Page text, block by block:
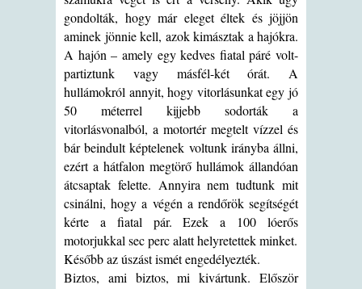
gondolták, hogy már eleget éltek és jöjjön
aminek jönnie kell, azok kimásztak a hajókra.
A hajón – amely egy kedves fiatal páré volt-
partiztunk vagy másfél-két órát. A
hullámokról annyit, hogy vitorlásunkat egy jó
50 méterrel kijjebb sodorták a
vitorlásvonalból, a motortér megtelt vízzel és
bár beindult képtelenek voltunk irányba állni,
ezért a hátfalon megtörő hullámok állandóan
átcsaptak felette. Annyira nem tudtunk mit
csinálni, hogy a végén a rendőrök segítségét
kérte a fiatal pár. Ezek a 100 lóerős
motorjukkal sec perc alatt helyretettek minket.
Később az úszást ismét engedélyezték.
Biztos, ami biztos, mi kivártunk. Először